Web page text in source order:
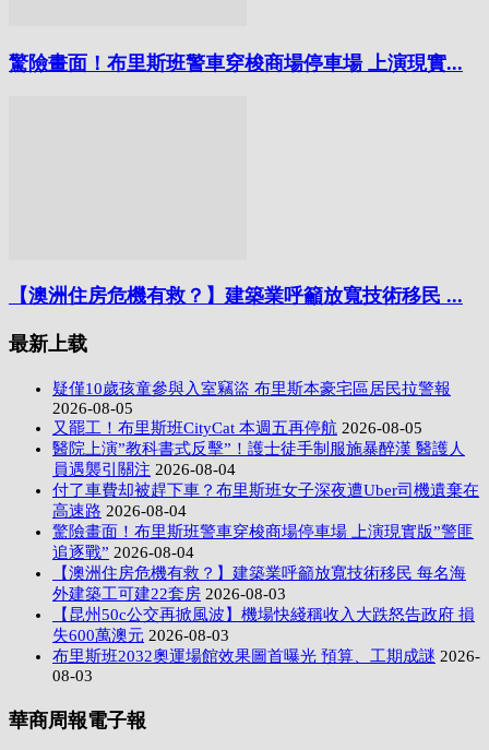
驚險畫面！布里斯班警車穿梭商場停車場 上演現實...
【澳洲住房危機有救？】建築業呼籲放寬技術移民 ...
最新上载
疑僅10歲孩童參與入室竊盜 布里斯本豪宅區居民拉警報
2026-08-05
又罷工！布里斯班CityCat 本週五再停航 2026-08-05
醫院上演”教科書式反擊”！護士徒手制服施暴醉漢 醫護人
員遇襲引關注 2026-08-04
付了車費却被趕下車？布里斯班女子深夜遭Uber司機遺棄在
高速路 2026-08-04
驚險畫面！布里斯班警車穿梭商場停車場 上演現實版”警匪
追逐戰” 2026-08-04
【澳洲住房危機有救？】建築業呼籲放寬技術移民 每名海
外建築工可建22套房 2026-08-03
【昆州50c公交再掀風波】機場快綫稱收入大跌怒告政府 損
失600萬澳元 2026-08-03
布里斯班2032奧運場館效果圖首曝光 預算、工期成謎 2026-
08-03
華商周報電子報